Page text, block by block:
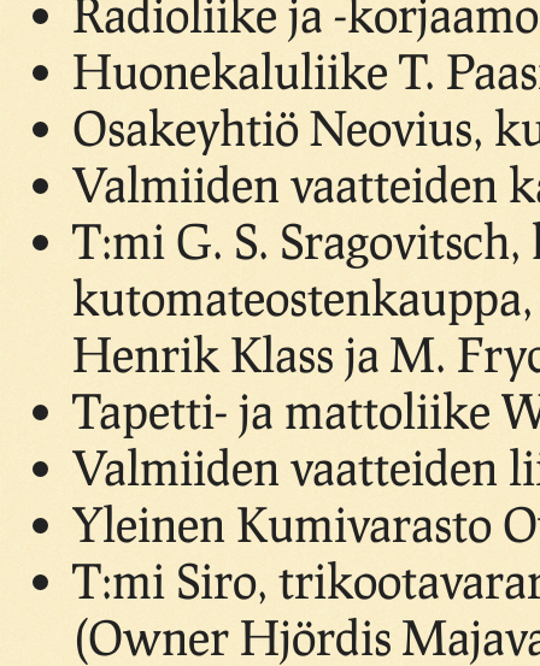
Radioliike ja -
Huonekaluliike T.
Osakeyhtiö Neovius,
Valmiiden vaatteiden
T:mi G. S.
Henrik Klass ja M.
Tapetti- ja mattoliike
Valmiiden vaatteiden
Yleinen Kumivarasto
T:mi Siro,
(Owner Hjördis